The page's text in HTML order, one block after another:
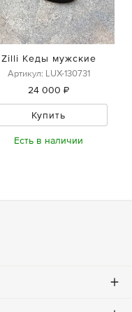
Zilli Кеды мужские
Артикул: LUX-130731
24 000 ₽
Купить
Есть в наличии